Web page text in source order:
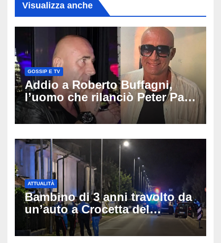
Visualizza anche
GOSSIP E TV
Addio a Roberto Buffagni,
l’uomo che rilanciò Peter Pan
e Villa delle Rose: aveva 59
anni
ATTUALITÀ
Bambino di 3 anni travolto da
un’auto a Crocetta del
Montello: è gravissimo,
trasportato in elicottero a